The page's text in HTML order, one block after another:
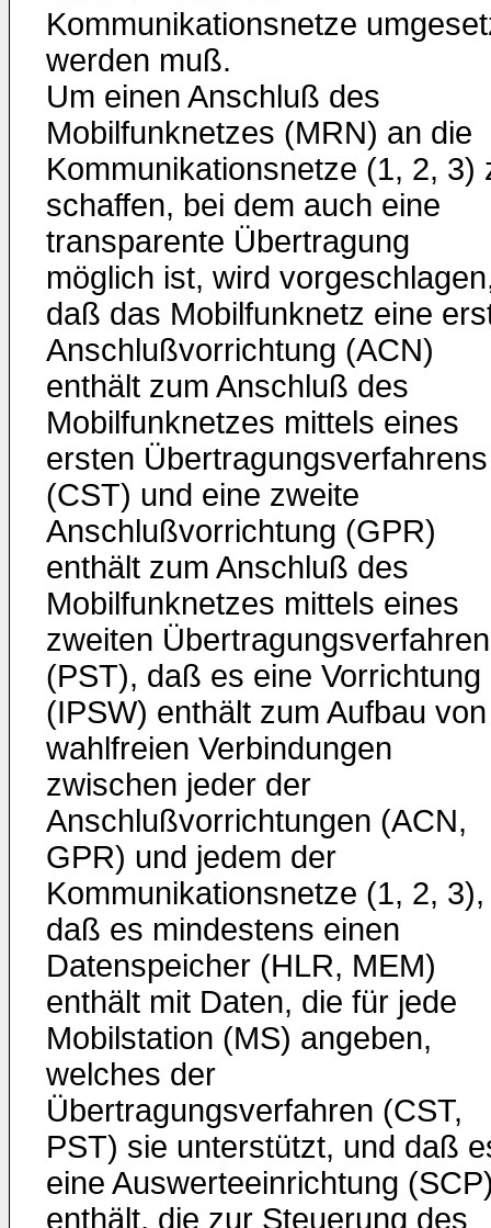
Kommunikationsnetze
werden muß.
Um einen Anschluß des
Mobilfunknetzes (MRN) an die
Kommunikationsnetze (1, 2, 3)
schaffen, bei dem auch eine
transparente Übertragung
möglich ist, wird
daß das Mobilfunknetz eine
Anschlußvorrichtung (ACN)
enthält zum Anschluß des
Mobilfunknetzes mittels eines
ersten Übertragungsverfahrens
(CST) und eine zweite
Anschlußvorrichtung (GPR)
enthält zum Anschluß des
Mobilfunknetzes mittels eines
zweiten
(PST), daß es eine Vorrichtung
(IPSW) enthält zum Aufbau von
wahlfreien Verbindungen
zwischen jeder der
Anschlußvorrichtungen (ACN,
GPR) und jedem der
Kommunikationsnetze (1, 2, 3),
daß es mindestens einen
Datenspeicher (HLR, MEM)
enthält mit Daten, die für jede
Mobilstation (MS) angeben,
welches der
Übertragungsverfahren (CST,
PST) sie unterstützt, und daß
eine Auswerteeinrichtung
enthält, die zur Steuerung des